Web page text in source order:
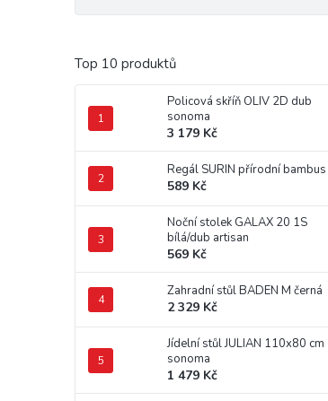
Top 10 produktů
Policová skříň OLIV 2D dub
sonoma
3 179 Kč
Regál SURIN přírodní bambus
589 Kč
Noční stolek GALAX 20 1S
bílá/dub artisan
569 Kč
Zahradní stůl BADEN M černá
2 329 Kč
Jídelní stůl JULIAN 110x80 cm
sonoma
1 479 Kč